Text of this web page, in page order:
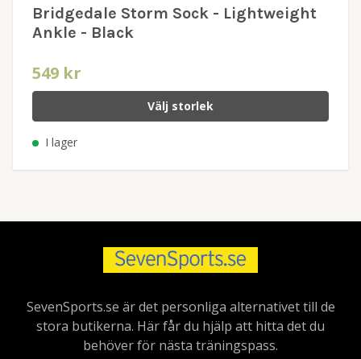
Bridgedale Storm Sock - Lightweight
Ankle - Black
549 kr
Välj storlek
I lager
SevenSports.se är det personliga alternativet till de
stora butikerna. Här får du hjälp att hitta det du
behöver för nästa träningspass.